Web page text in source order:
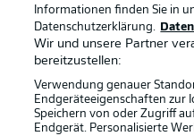
Offizielle Partner
Informationen finden Sie in
Datenschutzerklärung.
Wir und unsere Partner
bereitzustellen:
Verwendung genauer
Endgeräteeigenschaften zur
Speichern von oder Zugriff
Endgerät. Personalisierte